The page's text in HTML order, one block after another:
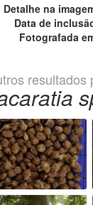
Detalhe na
Data de
Fotografada
resultados